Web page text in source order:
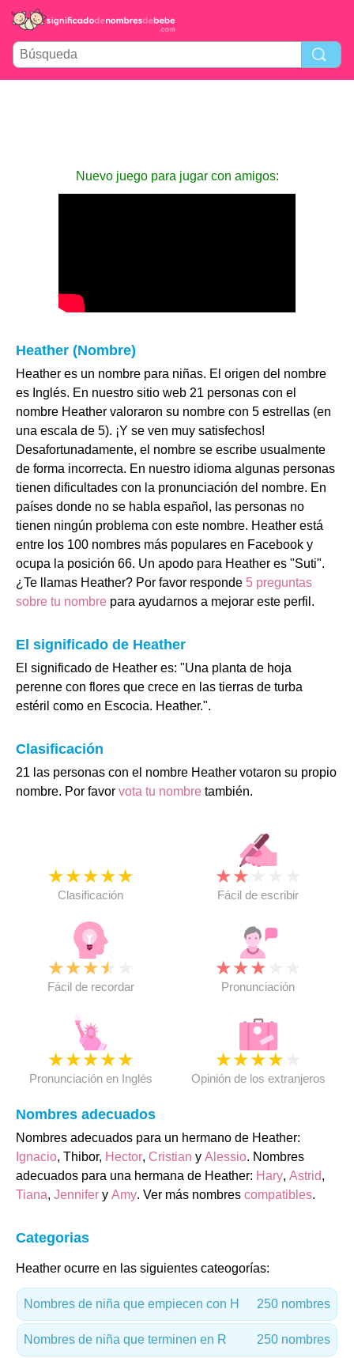
Nuevo juego para jugar con amigos:
Heather (Nombre)
Heather es un nombre para niñas. El origen del nombre
es Inglés. En nuestro sitio web 21 personas con el
nombre Heather valoraron su nombre con 5 estrellas (en
una escala de 5). ¡Y se ven muy satisfechos!
Desafortunadamente, el nombre se escribe usualmente
de forma incorrecta. En nuestro idioma algunas personas
tienen dificultades con la pronunciación del nombre. En
países donde no se habla español, las personas no
tienen ningún problema con este nombre. Heather está
entre los 100 nombres más populares en Facebook y
ocupa la posición 66. Un apodo para Heather es "Suti".
¿Te llamas Heather? Por favor responde 5 preguntas
sobre tu nombre para ayudarnos a mejorar este perfil.
El significado de Heather
El significado de Heather es: "Una planta de hoja
perenne con flores que crece en las tierras de turba
estéril como en Escocia. Heather.".
Clasificación
21 las personas con el nombre Heather votaron su propio
nombre. Por favor vota tu nombre también.
★★★★★
Clasificación
★★
Fácil de escribir
★★★★
Fácil de recordar
★★★
Pronunciación
★★★★★
Pronunciación en Inglés
★★★★
Opinión de los extranjeros
Nombres adecuados
Nombres adecuados para un hermano de Heather:
Ignacio, Thibor, Hector, Cristian y Alessio. Nombres
adecuados para una hermana de Heather: Hary, Astrid,
Tiana, Jennifer y Amy. Ver más nombres compatibles.
Categorias
Heather ocurre en las siguientes cateogorías:
Nombres de niña que empiecen con H 250 nombres
Nombres de niña que terminen en R 250 nombres